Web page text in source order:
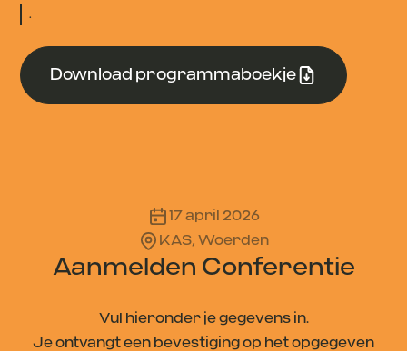
.
Download programmaboekje
17 april 2026
KAS, Woerden
Aanmelden Conferentie
Vul hieronder je gegevens in.
Je ontvangt een bevestiging op het opgegeven